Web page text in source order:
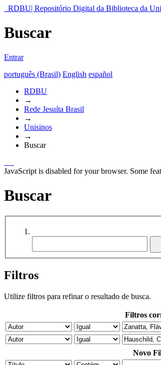
RDBU| Repositório Digital da Biblioteca da
Buscar
Entrar
português (Brasil) English español
RDBU
→
Rede Jesuíta Brasil
→
Unisinos
→
Buscar
JavaScript is disabled for your browser. Some
Buscar
Filtros
Utilize filtros para refinar o resultado de busca.
Filtros
Novo